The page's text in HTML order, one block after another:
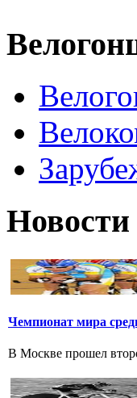
Новости
Чемпионат мира
В Москве прошел